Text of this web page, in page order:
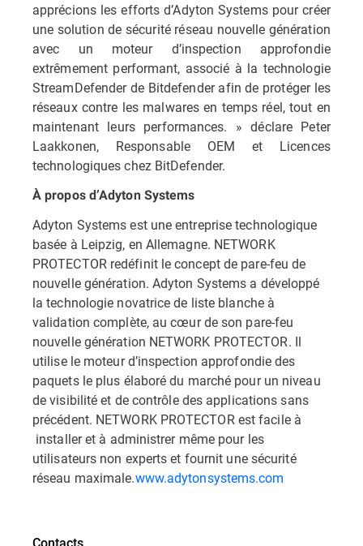
apprécions les efforts d’Adyton Systems pour créer
une solution de sécurité réseau nouvelle génération
avec un moteur d’inspection approfondie
extrêmement performant, associé à la technologie
StreamDefender de Bitdefender afin de protéger les
réseaux contre les malwares en temps réel, tout en
maintenant leurs performances. » déclare Peter
Laakkonen, Responsable OEM et Licences
technologiques chez BitDefender.
À propos d’Adyton Systems
Adyton Systems est une entreprise technologique
basée à Leipzig, en Allemagne. NETWORK
PROTECTOR redéfinit le concept de pare-feu de
nouvelle génération. Adyton Systems a développé
la technologie novatrice de liste blanche à
validation complète, au cœur de son pare-feu
nouvelle génération NETWORK PROTECTOR. Il
utilise le moteur d’inspection approfondie des
paquets le plus élaboré du marché pour un niveau
de visibilité et de contrôle des applications sans
précédent. NETWORK PROTECTOR est facile à
installer et à administrer même pour les
utilisateurs non experts et fournit une sécurité
réseau maximale.www.adytonsystems.com
Contacts